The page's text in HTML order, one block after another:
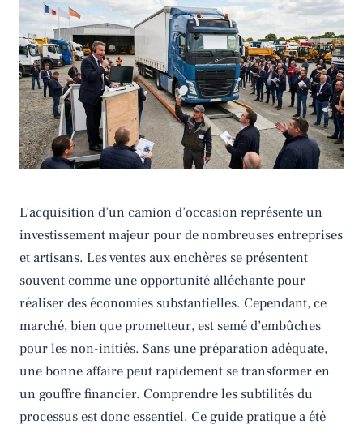
L’acquisition d’un camion d’occasion représente un
investissement majeur pour de nombreuses entreprises
et artisans. Les ventes aux enchères se présentent
souvent comme une opportunité alléchante pour
réaliser des économies substantielles. Cependant, ce
marché, bien que prometteur, est semé d’embûches
pour les non-initiés. Sans une préparation adéquate,
une bonne affaire peut rapidement se transformer en
un gouffre financier. Comprendre les subtilités du
processus est donc essentiel. Ce guide pratique a été